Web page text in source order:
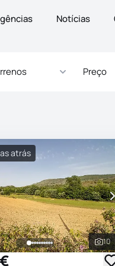
Notícias
Preço
10
atrás